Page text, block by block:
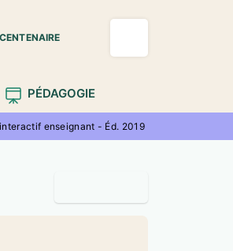
PÉDAGOGIE
enseignant - Éd. 2019